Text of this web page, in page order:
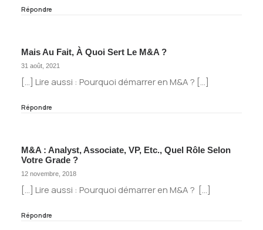
Répondre
Mais Au Fait, À Quoi Sert Le M&A ?
31 août, 2021
[…] Lire aussi : Pourquoi démarrer en M&A ? […]
Répondre
M&A : Analyst, Associate, VP, Etc., Quel Rôle Selon
Votre Grade ?
12 novembre, 2018
[…] Lire aussi : Pourquoi démarrer en M&A ? […]
Répondre